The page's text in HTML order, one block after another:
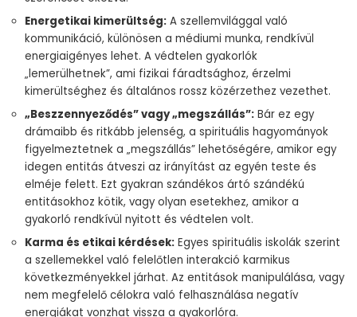
Energetikai kimerültség: A szellemvilággal való
kommunikáció, különösen a médiumi munka, rendkívül
energiaigényes lehet. A védtelen gyakorlók
„lemerülhetnek”, ami fizikai fáradtsághoz, érzelmi
kimerültséghez és általános rossz közérzethez vezethet.
„Beszzennyeződés” vagy „megszállás”: Bár ez egy
drámaibb és ritkább jelenség, a spirituális hagyományok
figyelmeztetnek a „megszállás” lehetőségére, amikor egy
idegen entitás átveszi az irányítást az egyén teste és
elméje felett. Ezt gyakran szándékos ártó szándékú
entitásokhoz kötik, vagy olyan esetekhez, amikor a
gyakorló rendkívül nyitott és védtelen volt.
Karma és etikai kérdések: Egyes spirituális iskolák szerint
a szellemekkel való felelőtlen interakció karmikus
következményekkel járhat. Az entitások manipulálása, vagy
nem megfelelő célokra való felhasználása negatív
energiákat vonzhat vissza a gyakorlóra.